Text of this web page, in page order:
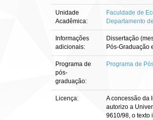
Unidade
Acadêmica:
Faculdade de
Departamento
Informações
adicionais:
Dissertação
Pós-Graduação
Programa de
pós-
graduação:
Programa de
Licença:
A concessão da
autorizo a
9610/98, o texto